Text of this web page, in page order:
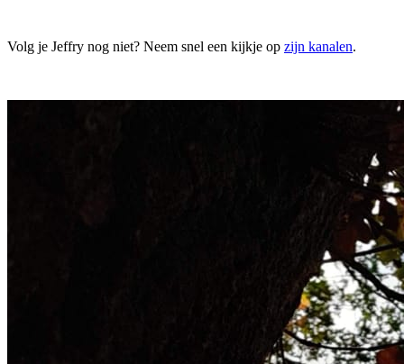
Volg je Jeffry nog niet? Neem snel een kijkje op zijn kanalen.